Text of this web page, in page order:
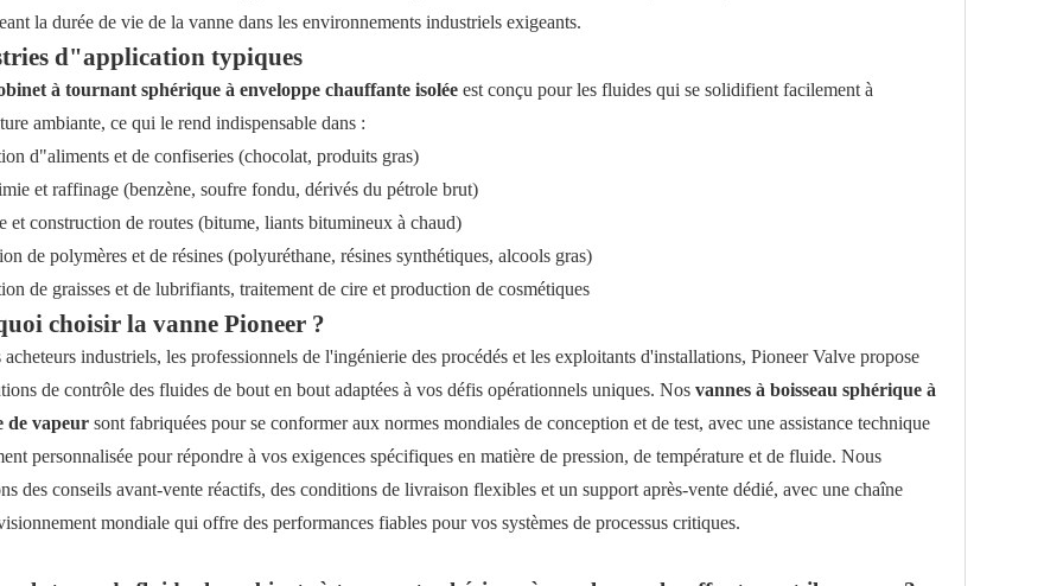
la durée de vie de la vanne dans les environnements industriels exigeants.
d"application typiques
à tournant sphérique à enveloppe chauffante isolée est conçu pour les fluides qui se solidifient facilement à
ambiante, ce qui le rend indispensable dans :
d"aliments et de confiseries (chocolat, produits gras)
et raffinage (benzène, soufre fondu, dérivés du pétrole brut)
et construction de routes (bitume, liants bitumineux à chaud)
de polymères et de résines (polyuréthane, résines synthétiques, alcools gras)
de graisses et de lubrifiants, traitement de cire et production de cosmétiques
choisir la vanne Pioneer ?
acheteurs industriels, les professionnels de l'ingénierie des procédés et les exploitants d'installations, Pioneer Valve propose
de contrôle des fluides de bout en bout adaptées à vos défis opérationnels uniques. Nos vannes à boisseau sphérique à
de vapeur sont fabriquées pour se conformer aux normes mondiales de conception et de test, avec une assistance technique
personnalisée pour répondre à vos exigences spécifiques en matière de pression, de température et de fluide. Nous
des conseils avant-vente réactifs, des conditions de livraison flexibles et un support après-vente dédié, avec une chaîne
mondiale qui offre des performances fiables pour vos systèmes de processus critiques.